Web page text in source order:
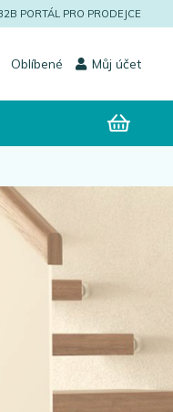
PORTÁL PRO PRODEJCE
Oblíbené Můj účet